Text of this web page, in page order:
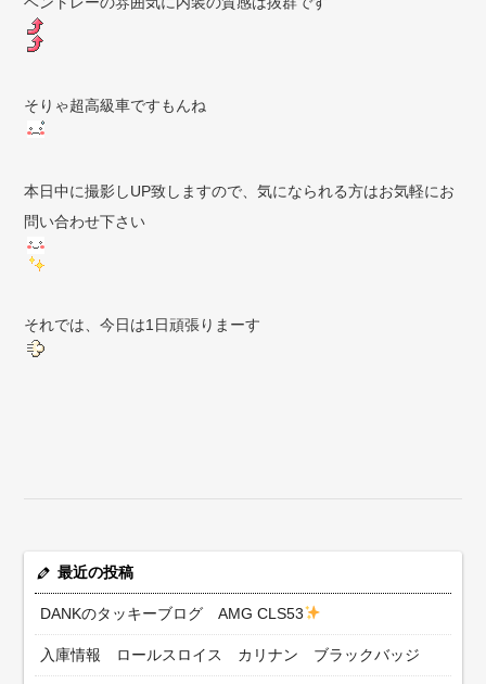
そりゃ超高級車ですもんね
本日中に撮影しUP致しますので、気になられる方はお気軽にお
問い合わせ下さい
それでは、今日は1日頑張りまーす
最近の投稿
DANKのタッキーブログ AMG CLS53
入庫情報 ロールスロイス カリナン ブラックバッジ